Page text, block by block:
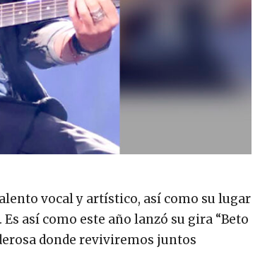
vocal y artístico, así como su lugar
así como este año lanzó su gira “Beto
donde reviviremos juntos